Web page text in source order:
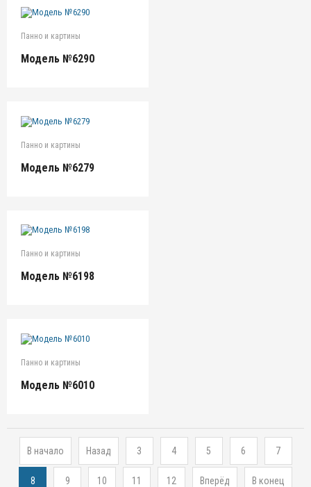
Панно и картины
Модель №6290
Панно и картины
Модель №6279
Панно и картины
Модель №6198
Панно и картины
Модель №6010
В начало Назад 3 4 5 6 7
8 9 10 11 12 Вперёд В конец